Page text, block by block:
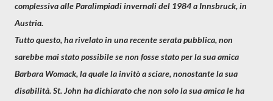
complessiva alle Paralimpiadi invernali del 1984 a Innsbruck, in
Austria.
Tutto questo, ha rivelato in una recente serata pubblica, non
sarebbe mai stato possibile se non fosse stato per la sua amica
Barbara Womack, la quale la invitò a sciare, nonostante la sua
disabilità. St. John ha dichiarato che non solo la sua amica le ha